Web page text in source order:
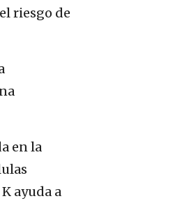
riesgo de
en la
ayuda a